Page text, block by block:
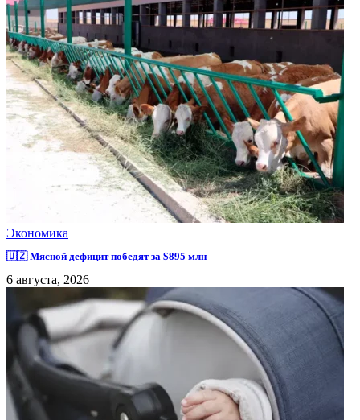
Экономика
🇺🇿 Мясной дефицит победят за $895 млн
6 августа, 2026